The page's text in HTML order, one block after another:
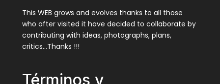
This WEB grows and evolves thanks to all those
who after visited it have decided to collaborate by
contributing with ideas, photographs, plans,
critics…Thanks !!!
Términos y